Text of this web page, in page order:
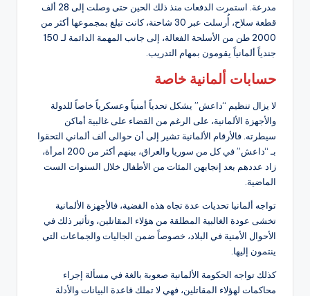
مدرعة. استمرت الدفعات منذ ذلك الحين حتى وصلت إلى 28 ألف
قطعة سلاح، أُرسلت عبر 30 شاحنة، كانت تبلغ بمجموعها أكثر من
2000 طن من الأسلحة الفعالة، إلى جانب المهمة الدائمة لـ 150
جندياً ألمانياً يقومون بمهام التدريب.
حسابات ألمانية خاصة
لا يزال تنظيم “داعش” يشكل تحدياً أمنياً وعسكرياً خاصاً للدولة
والأجهزة الألمانية، على الرغم من القضاء على غالبية أماكن
سيطرته. فالأرقام الألمانية تشير إلى أن حوالى ألف ألماني التحقوا
بـ “داعش” في كل من سوريا والعراق، بينهم أكثر من 200 امرأة،
زاد عددهم بعد إنجابهن المئات من الأطفال خلال السنوات الست
الماضية.
تواجه ألمانيا تحديات عدة تجاه هذه القضية، فالأجهزة الألمانية
تخشى عودة الغالبية المطلقة من هؤلاء المقاتلين، وتأثير ذلك في
الأحوال الأمنية في البلاد، خصوصاً ضمن الجاليات والجماعات التي
ينتمون إليها.
كذلك تواجه الحكومة الألمانية صعوبة بالغة في مسألة إجراء
محاكمات لهؤلاء المقاتلين، فهي لا تملك قاعدة البيانات والأدلة